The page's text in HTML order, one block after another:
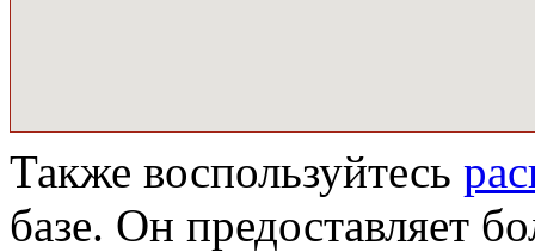
Также воспользуйтесь
базе. Он предоставляет